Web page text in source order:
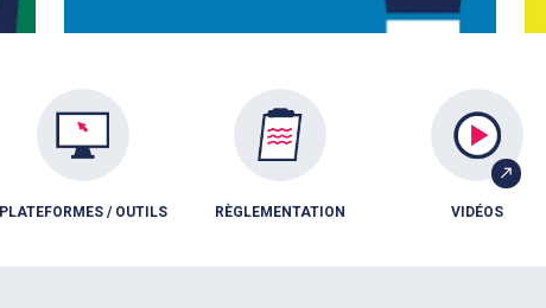
PLATEFORMES / OUTILS RÈGLEMENTATION VIDÉOS